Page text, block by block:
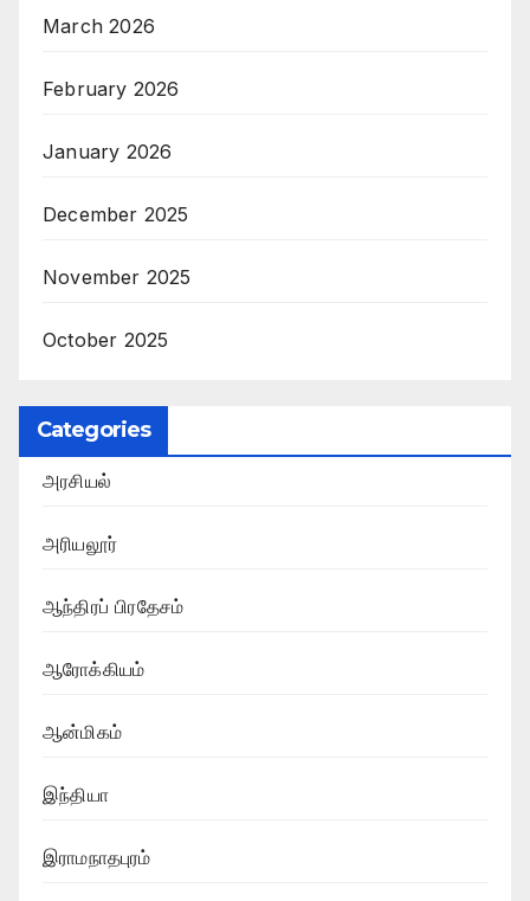
March 2026
February 2026
January 2026
December 2025
November 2025
October 2025
Categories
அரசியல்
அரியலூர்
ஆந்திரப் பிரதேசம்
ஆரோக்கியம்
ஆன்மிகம்
இந்தியா
இராமநாதபுரம்